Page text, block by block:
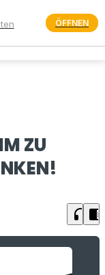
menu
ZU
headphones chrome_reader_mode
ÖFFNEN